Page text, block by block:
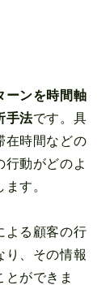
ーンを時間軸
手法です。具
在時間などの
行動がどのよ
す。
よる顧客の行
り、その情報
ができま